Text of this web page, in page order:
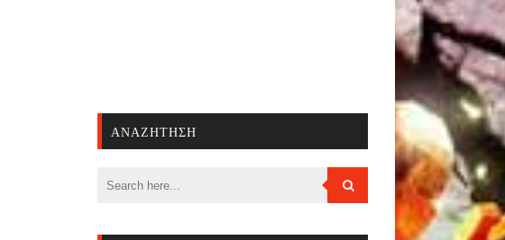
ΑΝΑΖΉΤΗΣΗ